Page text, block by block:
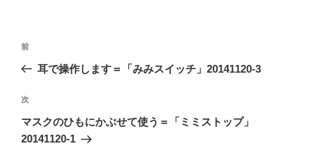
投
ビ
ゲ
ー
前
の
稿
前
耳で操作します＝「みみスイッチ」20141120-3
次
の
投
次
マスクのひもにかぶせて使う＝「ミミストップ」
20141120-1